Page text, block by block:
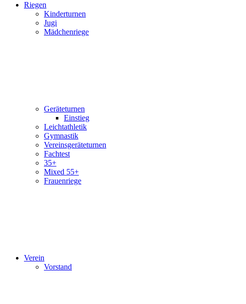
Riegen
Kinderturnen
Jugi
Mädchenriege
Geräteturnen
Einstieg
Leichtathletik
Gymnastik
Vereinsgeräteturnen
Fachtest
35+
Mixed 55+
Frauenriege
Verein
Vorstand